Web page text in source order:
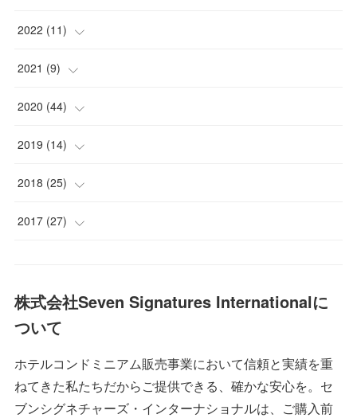
( 2)
(2
( 2)
(2
2)
( 2)
(2
( 2)
2)
(1
( 2)
(2
( 1)
( 1)
3)
2022 (11)
(2
(1)
( 2)
(1)
2)
2021 (9)
(1)
( 1)
(2)
(1)
(1
(1 )
2020 (44)
(1)
(3)
(5)
(3
(2 )
)
2019 (14)
(1)
(1)
( )
(2
(2 )
3)
2018 (25)
(1)
( )
(3
(4 )
(3)
2017 (27)
(4)
(4
(9 )
(2)
株式会社Seven Signatures Internationalに
ついて
ホテルコンドミニアム販売事業において信頼と実績を重
ねてきた私たちだからご提供できる、確かな安心を。セ
ブンシグネチャーズ・インターナショナルは、ご購入前